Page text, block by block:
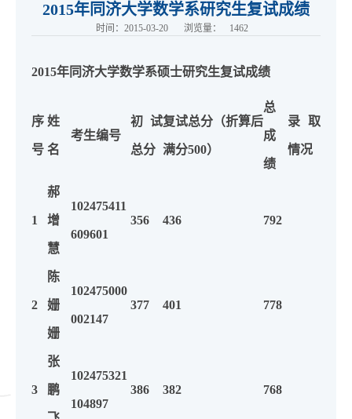
2015年同济大学数学系研究生复试成绩
时间：2015-03-20 浏览量： 1462
2015年同济大学数学系硕士研究生复试成绩
序
号
姓
名
考生编号
初试
总分
复试总分（折算后
满分500）
总
成
绩
录取
情况
1
郝
增
慧
102475411
609601
356 436 792
2
陈
姗
姗
102475000
002147
377 401 778
3
张
鹏
102475321
104897
386 382 768